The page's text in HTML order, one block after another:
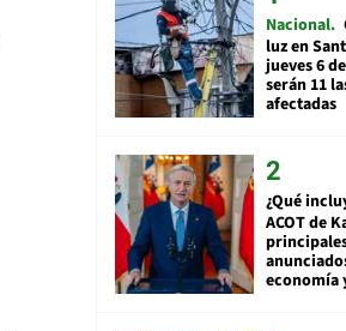
Nacional
luz en
jueves 6
serán 11
afectadas
¿Qué
ACOT de
economía